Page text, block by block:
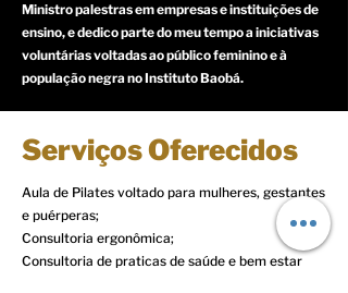
Ministro palestras em empresas e instituições de
ensino, e dedico parte do meu tempo a iniciativas
voluntárias voltadas ao público feminino e à
população negra no Instituto Baobá.
Serviços Oferecidos
Aula de Pilates voltado para mulheres, gestantes
e puérperas;
Consultoria ergonômica;
Consultoria de praticas de saúde e bem estar